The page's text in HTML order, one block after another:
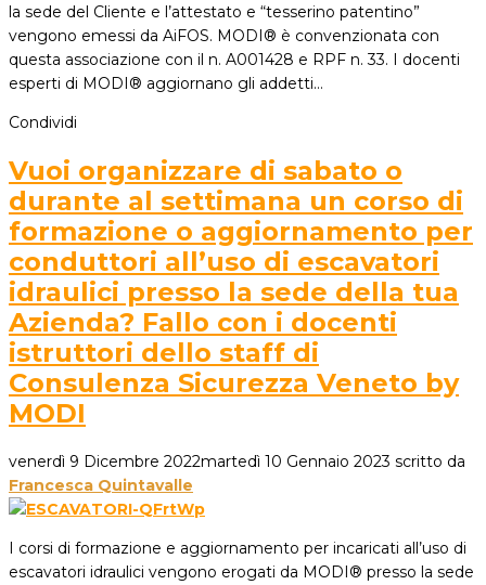
la sede del Cliente e l’attestato e “tesserino patentino”
vengono emessi da AiFOS. MODI® è convenzionata con
questa associazione con il n. A001428 e RPF n. 33. I docenti
esperti di MODI® aggiornano gli addetti…
Condividi
Vuoi organizzare di sabato o
durante al settimana un corso di
formazione o aggiornamento per
conduttori all’uso di escavatori
idraulici presso la sede della tua
Azienda? Fallo con i docenti
istruttori dello staff di
Consulenza Sicurezza Veneto by
MODI
venerdì 9 Dicembre 2022martedì 10 Gennaio 2023 scritto da
Francesca Quintavalle
I corsi di formazione e aggiornamento per incaricati all’uso di
escavatori idraulici vengono erogati da MODI® presso la sede